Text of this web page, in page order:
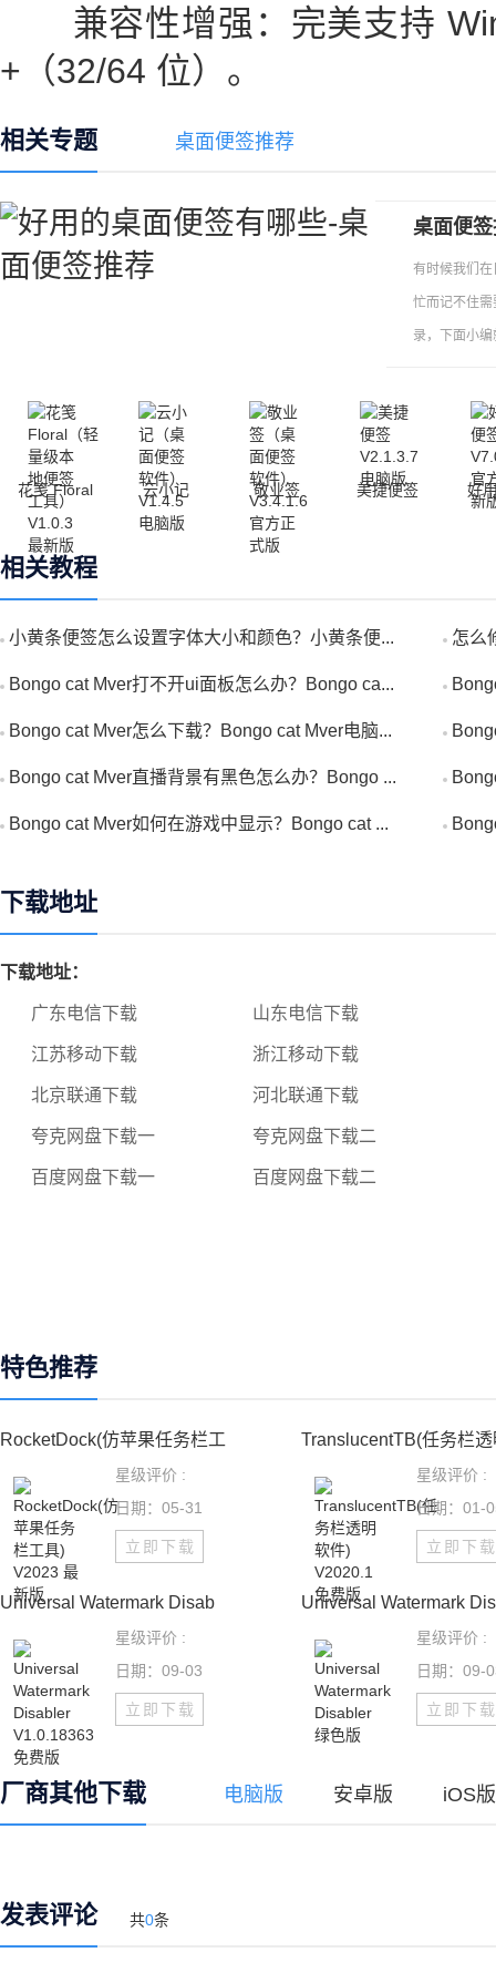
兼容性增强：完美支持
+（32/64 位）。
相关专题 桌面便签推荐
桌面便
有时候我们
忙而记不住
录，下面小
花笺 Floral 云小记 敬业签 美捷便签 好
相关教程
小黄条便签怎么设置字体大小和颜色？小黄条便... 怎么
Bongo cat Mver打不开ui面板怎么办？Bongo ca...
Bongo cat Mver怎么下载？Bongo cat Mver电脑...
Bongo cat Mver直播背景有黑色怎么办？Bongo ...
Bongo cat Mver如何在游戏中显示？Bongo cat ...
下载地址
下载地址：
广东电信下载 山东电信下载
江苏移动下载 浙江移动下载
北京联通下载 河北联通下载
夸克网盘下载一 夸克网盘下载二
百度网盘下载一 百度网盘下载二
特色推荐
RocketDock(仿苹果任务栏工
星级评价 :
日期：05-31
立即下载
TranslucentTB(任务栏透
星级评价 :
日期：01-
立即下载
Universal Watermark Disab
星级评价 :
日期：09-03
立即下载
Universal Watermark
星级评价 :
日期：09-
立即下载
厂商其他下载 电脑版 安卓版 iOS版
发表评论 共0条